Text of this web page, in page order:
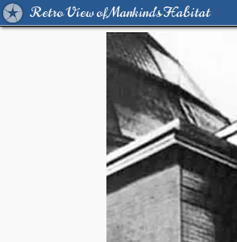
Retro View of Mankind's Habitat